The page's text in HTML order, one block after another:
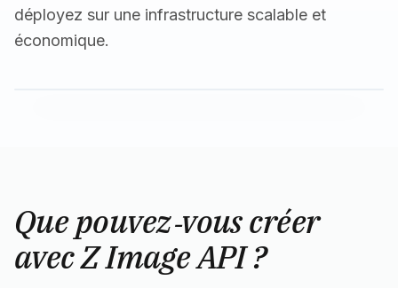
déployez sur une infrastructure scalable et
économique.
Que pouvez‑vous créer
avec Z Image API ?